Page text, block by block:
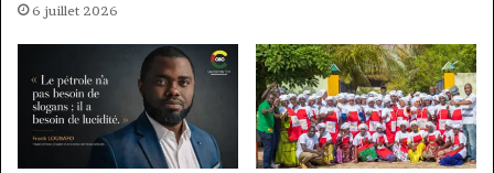
6 juillet 2026